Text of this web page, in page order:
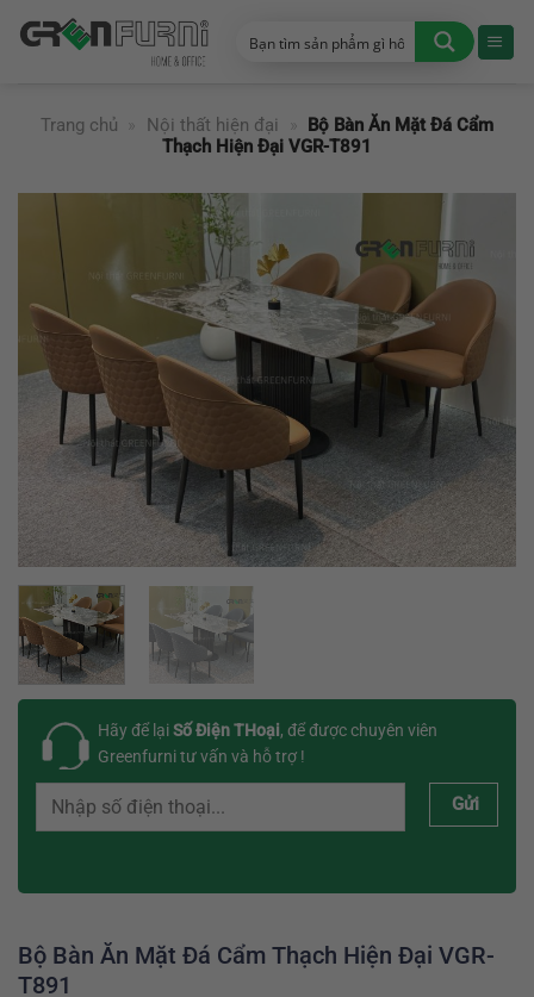
đến
Trang chủ
» Nội thất hiện đại » Bộ Bàn Ăn Mặt Đá Cẩm
Thạch Hiện Đại VGR-T891
Hãy để lạiSố Điện THoại, để được chuyên viên
Greenfurni tư vấn và hỗ trợ !
Gửi
Bộ Bàn Ăn Mặt Đá Cẩm Thạch Hiện Đại VGR-
T891